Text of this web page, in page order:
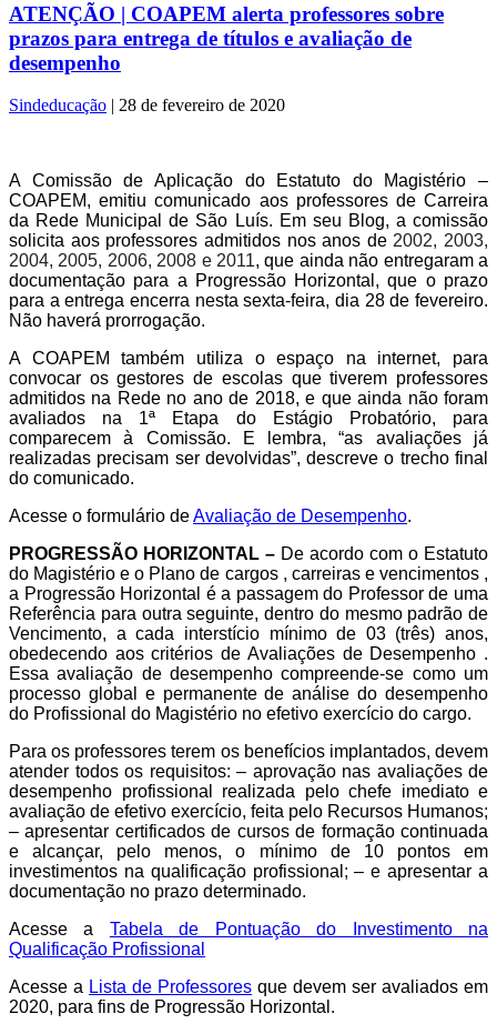
ATENÇÃO | COAPEM alerta professores sobre
prazos para entrega de títulos e avaliação de
desempenho
Sindeducação | 28 de fevereiro de 2020
A Comissão de Aplicação do Estatuto do Magistério –
COAPEM, emitiu comunicado aos professores de Carreira
da Rede Municipal de São Luís. Em seu Blog, a comissão
solicita aos professores admitidos nos anos de 2002, 2003,
2004, 2005, 2006, 2008 e 2011, que ainda não entregaram a
documentação para a Progressão Horizontal, que o prazo
para a entrega encerra nesta sexta-feira, dia 28 de fevereiro.
Não haverá prorrogação.
A COAPEM também utiliza o espaço na internet, para
convocar os gestores de escolas que tiverem professores
admitidos na Rede no ano de 2018, e que ainda não foram
avaliados na 1ª Etapa do Estágio Probatório, para
comparecem à Comissão. E lembra, “as avaliações já
realizadas precisam ser devolvidas”, descreve o trecho final
do comunicado.
Acesse o formulário deAvaliação de Desempenho.
PROGRESSÃO HORIZONTAL – De acordo com o Estatuto
do Magistério e o Plano de cargos , carreiras e vencimentos ,
a Progressão Horizontal é a passagem do Professor de uma
Referência para outra seguinte, dentro do mesmo padrão de
Vencimento, a cada interstício mínimo de 03 (três) anos,
obedecendo aos critérios de Avaliações de Desempenho .
Essa avaliação de desempenho compreende-se como um
processo global e permanente de análise do desempenho
do Profissional do Magistério no efetivo exercício do cargo.
Para os professores terem os benefícios implantados, devem
atender todos os requisitos: – aprovação nas avaliações de
desempenho profissional realizada pelo chefe imediato e
avaliação de efetivo exercício, feita pelo Recursos Humanos;
– apresentar certificados de cursos de formação continuada
e alcançar, pelo menos, o mínimo de 10 pontos em
investimentos na qualificação profissional; – e apresentar a
documentação no prazo determinado.
Acesse a Tabela de Pontuação do Investimento na
Qualificação Profissional
Acesse a Lista de Professores que devem ser avaliados em
2020, para fins de Progressão Horizontal.